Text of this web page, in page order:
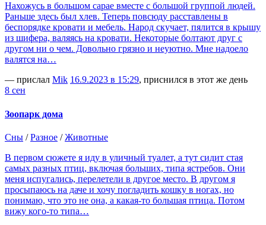
Нахожусь в большом сарае вместе с большой группой людей.
Раньше здесь был хлев. Теперь повсюду расставлены в
беспорядке кровати и мебель. Народ скучает, пялится в крышу
из шифера, валяясь на кровати. Некоторые болтают друг с
другом ни о чем. Довольно грязно и неуютно. Мне надоело
валятся на…
— прислал Mik 16.9.2023 в 15:29, приснился в этот же день
8 сен
Зоопарк дома
Сны /Разное /Животные
В первом сюжете я иду в уличный туалет, а тут сидит стая
самых разных птиц, включая больших, типа ястребов. Они
меня испугались, перелетели в другое место. В другом я
просыпаюсь на даче и хочу погладить кошку в ногах, но
понимаю, что это не она, а какая-то большая птица. Потом
вижу кого-то типа…